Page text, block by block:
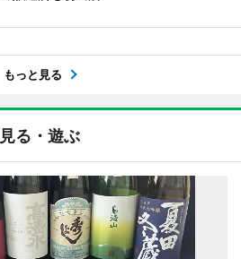
もっと見る
見る・遊ぶ